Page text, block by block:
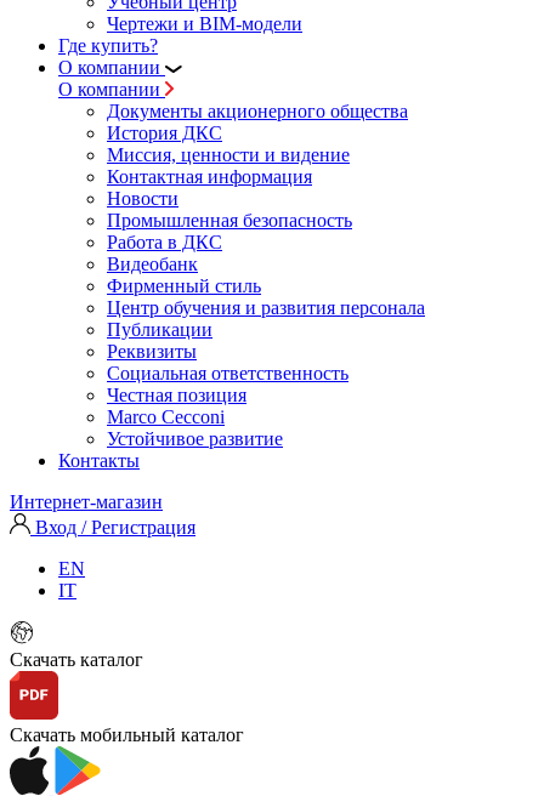
Чертежи и BIM-модели
Где купить?
О компании
О компании
Документы акционерного общества
История ДКС
Миссия, ценности и видение
Контактная информация
Новости
Промышленная безопасность
Работа в ДКС
Видеобанк
Фирменный стиль
Центр обучения и развития персонала
Публикации
Реквизиты
Социальная ответственность
Честная позиция
Marco Cecconi
Устойчивое развитие
Контакты
Интернет-магазин
Вход / Регистрация
EN
IT
Скачать каталог
Скачать мобильный каталог